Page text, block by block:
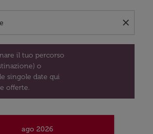
close
il tuo percorso
o
singole date qui
offerte.
ago 2026